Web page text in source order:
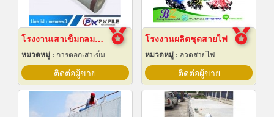
โรงงานเสาเข็มกลมสปัน 25 ซม
หมวดหมู่ : การตอกเสาเข็ม
ติดต่อผู้ขาย
โรงงานผลิตชุดสายไฟ
หมวดหมู่ : ลวดสายไฟ
ติดต่อผู้ขาย